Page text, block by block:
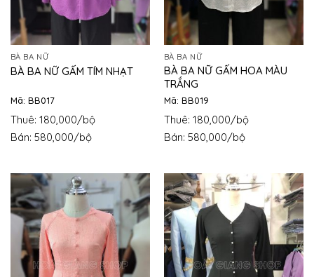
BÀ BA NỮ
BÀ BA NỮ GẤM TÍM NHẠT
Mã: BB017
Thuê: 180,000/bộ
Bán: 580,000/bộ
BÀ BA NỮ
BÀ BA NỮ GẤM HOA MÀU
TRẮNG
Mã: BB019
Thuê: 180,000/bộ
Bán: 580,000/bộ